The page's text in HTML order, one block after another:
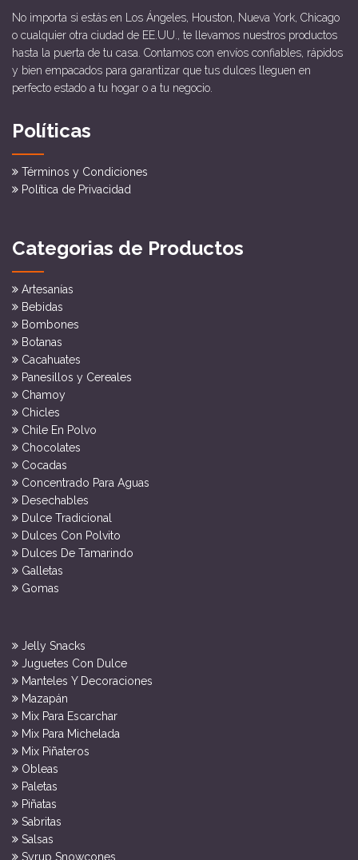
No importa si estás en Los Ángeles, Houston, Nueva York, Chicago
o cualquier otra ciudad de EE.UU., te llevamos nuestros productos
hasta la puerta de tu casa. Contamos con envíos confiables, rápidos
y bien empacados para garantizar que tus dulces lleguen en
perfecto estado a tu hogar o a tu negocio.
Políticas
Términos y Condiciones
Política de Privacidad
Categorias de Productos
Artesanías
Bebidas
Bombones
Botanas
Cacahuates
Panesillos y Cereales
Chamoy
Chicles
Chile En Polvo
Chocolates
Cocadas
Concentrado Para Aguas
Desechables
Dulce Tradicional
Dulces Con Polvito
Dulces De Tamarindo
Galletas
Gomas
Jelly Snacks
Juguetes Con Dulce
Manteles Y Decoraciones
Mazapán
Mix Para Escarchar
Mix Para Michelada
Mix Piñateros
Obleas
Paletas
Piñatas
Sabritas
Salsas
Syrup Snowcones